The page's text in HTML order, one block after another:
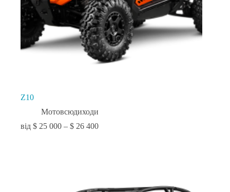
Z10
Мотовсюдиходи
$ 25 000 – $ 26 400